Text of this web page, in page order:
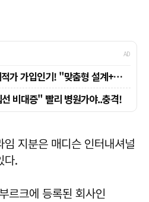
지분은 매디슨 인터내셔널
다.
르크에 등록된 회사인